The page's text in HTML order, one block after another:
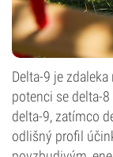
Delta-9 je
potenci se delta-
delta-9, zatímco
odlišný profil